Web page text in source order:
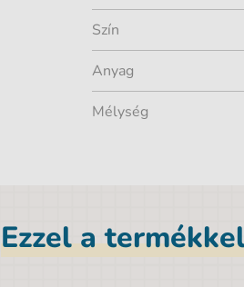
Szín
Anyag
Mélység
Ezzel a